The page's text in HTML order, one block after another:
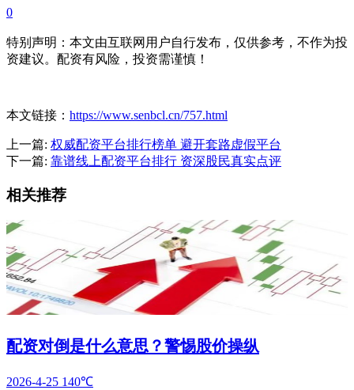
0
特别声明：本文由互联网用户自行发布，仅供参考，不作为投
资建议。配资有风险，投资需谨慎！
本文链接： https://www.senbcl.cn/757.html
上一篇: 权威配资平台排行榜单 避开套路虚假平台
下一篇: 靠谱线上配资平台排行 资深股民真实点评
相关推荐
配资对倒是什么意思？警惕股价操纵
2026-4-25 140℃